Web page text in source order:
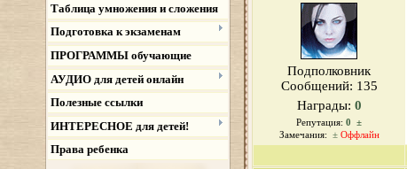
Таблица умножения и сложения
Подготовка к экзаменам
ПРОГРАММЫ обучающие
АУДИО для детей онлайн
Полезные ссылки
ИНТЕРЕСНОЕ для детей!
Права ребенка
Подполковник
Сообщений: 135
Награды: 0
Репутация: 0
±
Замечания:
± Оффлайн